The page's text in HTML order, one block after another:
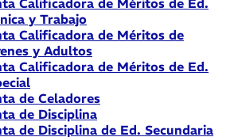
Calificadora de Méritos de Ed.
y Trabajo
Calificadora de Méritos de
y Adultos
Calificadora de Méritos de Ed.
de Celadores
de Disciplina
de Disciplina de Ed. Secundaria